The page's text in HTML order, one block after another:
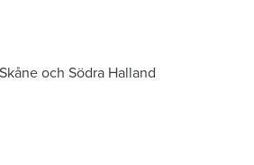
och Södra Halland